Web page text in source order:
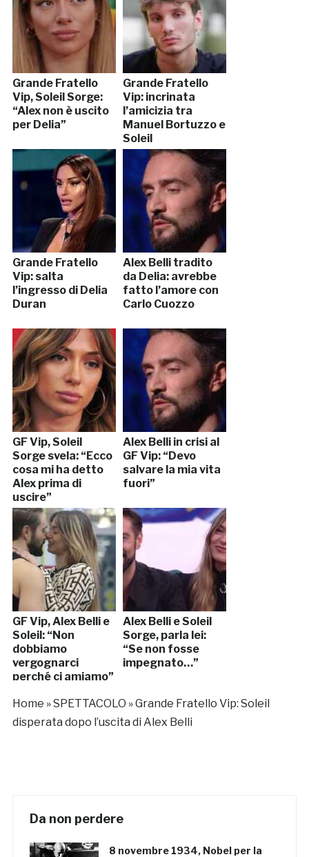
Grande Fratello
Vip, Soleil Sorge:
“Alex non è uscito
per Delia”
Grande Fratello
Vip: incrinata
l’amicizia tra
Manuel Bortuzzo e
Soleil
Grande Fratello
Vip: salta
l’ingresso di Delia
Duran
Alex Belli tradito
da Delia: avrebbe
fatto l’amore con
Carlo Cuozzo
GF Vip, Soleil
Sorge svela: “Ecco
cosa mi ha detto
Alex prima di
uscire”
Alex Belli in crisi al
GF Vip: “Devo
salvare la mia vita
fuori”
GF Vip, Alex Belli e
Soleil: “Non
dobbiamo
vergognarci
perché ci amiamo”
Alex Belli e Soleil
Sorge, parla lei:
“Se non fosse
impegnato…”
Home »SPETTACOLO »Grande Fratello Vip: Soleil
disperata dopo l’uscita di Alex Belli
Da non perdere
8 novembre 1934, Nobel per la